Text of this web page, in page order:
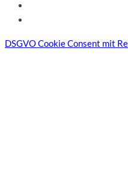
DSGVO Cookie Consent mit